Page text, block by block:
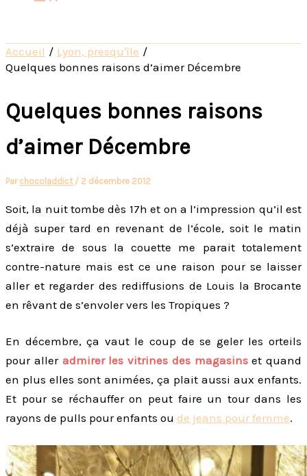
Accueil
Lyon, presqu'île
Quelques bonnes raisons d’aimer Décembre
Quelques bonnes raisons
d’aimer Décembre
Par chocoladdict / 2 décembre 2012
Soit, la nuit tombe dès 17h et on a l’impression qu’il est
déjà super tard en revenant de l’école, soit le matin
s’extraire de sous la couette me parait totalement
contre-nature mais est ce une raison pour se laisser
aller et regarder des rediffusions de Louis la Brocante
en rêvant de s’envoler vers les Tropiques ?
En décembre, ça vaut le coup de se geler les orteils
pour alleradmirer les vitrines des magasins et quand
en plus elles sont animées, ça plait aussi aux enfants.
Et pour se réchauffer on peut faire un tour dans les
rayons de pulls pour enfants ou de jeans pour femme.